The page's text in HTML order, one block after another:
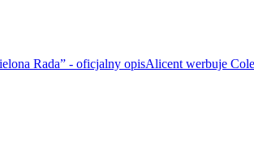
Rada” - oficjalny opisAlicent werbuje